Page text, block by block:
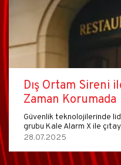
Dış Ortam Sireni
Zaman Korumada
Güvenlik teknolojilerinde
grubu Kale Alarm X ile
28.07.2025